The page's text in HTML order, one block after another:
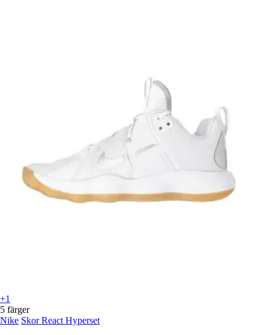
+1
5 färger
Nike Skor React Hyperset